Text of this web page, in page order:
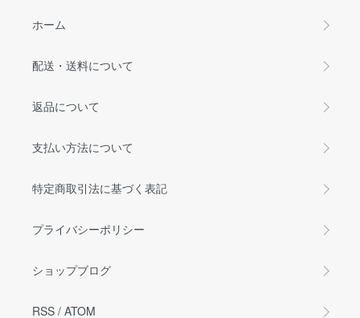
ホーム
配送・送料について
返品について
支払い方法について
特定商取引法に基づく表記
プライバシーポリシー
ショップブログ
RSS / ATOM